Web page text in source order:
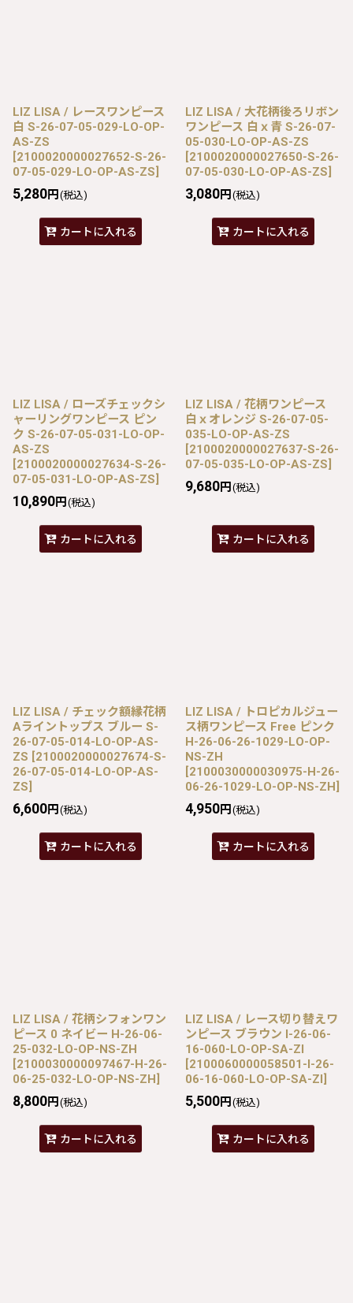
LIZ LISA / レースワンピース
白 S-26-07-05-029-LO-OP-
AS-ZS
[2100020000027652-S-26-
07-05-029-LO-OP-AS-ZS]
5,280円 (税込)
カートに入れる
LIZ LISA / 大花柄後ろリボン
ワンピース 白ｘ青 S-26-07-
05-030-LO-OP-AS-ZS
[2100020000027650-S-26-
07-05-030-LO-OP-AS-ZS]
3,080円 (税込)
カートに入れる
LIZ LISA / ローズチェックシ
ャーリングワンピース ピン
ク S-26-07-05-031-LO-OP-
AS-ZS
[2100020000027634-S-26-
07-05-031-LO-OP-AS-ZS]
10,890円 (税込)
カートに入れる
LIZ LISA / 花柄ワンピース
白ｘオレンジ S-26-07-05-
035-LO-OP-AS-ZS
[2100020000027637-S-26-
07-05-035-LO-OP-AS-ZS]
9,680円 (税込)
カートに入れる
LIZ LISA / チェック額縁花柄
Aライントップス ブルー S-
26-07-05-014-LO-OP-AS-
ZS [2100020000027674-S-
26-07-05-014-LO-OP-AS-
ZS]
6,600円 (税込)
カートに入れる
LIZ LISA / トロピカルジュー
ス柄ワンピース Free ピンク
H-26-06-26-1029-LO-OP-
NS-ZH
[2100030000030975-H-26-
06-26-1029-LO-OP-NS-ZH]
4,950円 (税込)
カートに入れる
LIZ LISA / 花柄シフォンワン
ピース 0 ネイビー H-26-06-
25-032-LO-OP-NS-ZH
[2100030000097467-H-26-
06-25-032-LO-OP-NS-ZH]
8,800円 (税込)
カートに入れる
LIZ LISA / レース切り替えワ
ンピース ブラウン I-26-06-
16-060-LO-OP-SA-ZI
[2100060000058501-I-26-
06-16-060-LO-OP-SA-ZI]
5,500円 (税込)
カートに入れる